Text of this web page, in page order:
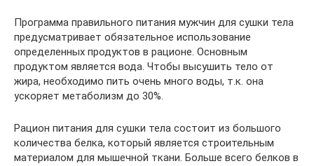
Программа правильного питания мужчин для сушки тела
предусматривает обязательное использование
определенных продуктов в рационе. Основным
продуктом является вода. Чтобы высушить тело от
жира, необходимо пить очень много воды, т.к. она
ускоряет метаболизм до 30%.
Рацион питания для сушки тела состоит из большого
количества белка, который является строительным
материалом для мышечной ткани. Больше всего белков в